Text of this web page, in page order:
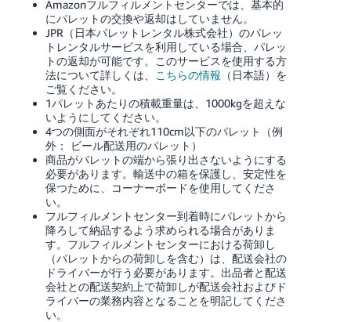
Amazonフルフィルメントセンターでは、基本的
にパレットの交換や返却はしていません。
JPR（日本パレットレンタル株式会社）のパレッ
トレンタルサービスを利用している場合、パレッ
トの返却が可能です。このサービスを使用する方
法について詳しくは、
こちらの情報 （日本語）を
ご覧ください。
1パレットあたりの積載重量は、1000kgを超えな
いようにしてください。
4つの側面がそれぞれ110cm以下のパレット（例
外： ビール配送用のパレット）
商品がパレットの端から張り出さないようにする
必要があります。輸送中の箱を保護し、安定性を
保つために、コーナーボードを使用してくださ
い。
フルフィルメントセンター到着時にパレットから
降ろして納品するよう求められる場合がありま
す。フルフィルメントセンターにおける荷卸し
（パレットからの荷卸しを含む）は、配送会社の
ドライバーが行う必要があります。出品者と配送
会社との配送契約上で荷卸しが配送会社およびド
ライバーの業務内容となることを明記してくださ
い。